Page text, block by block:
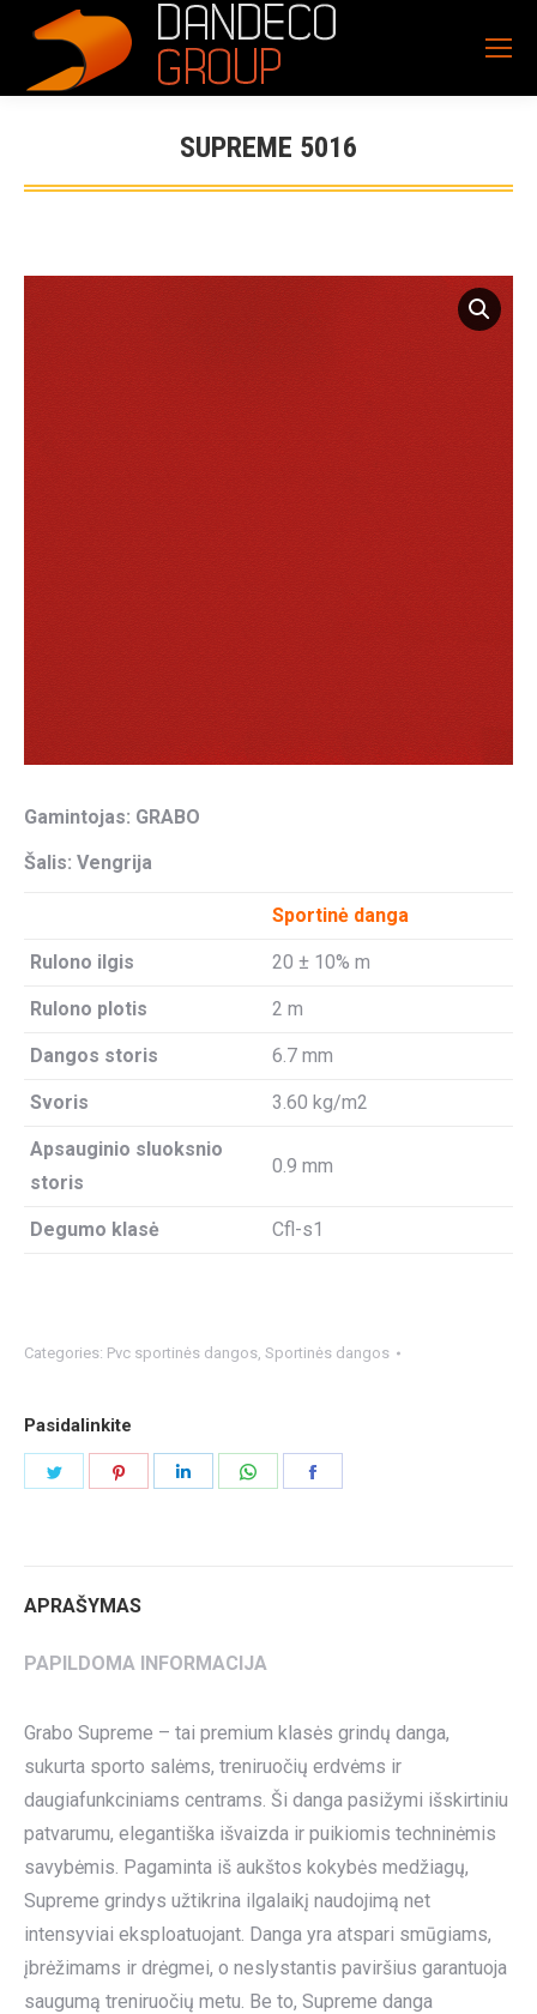
SUPREME 5016
Gamintojas: GRABO
Šalis: Vengrija
Sportinė danga
Rulono ilgis 20 ± 10% m
Rulono plotis 2 m
Dangos storis 6.7 mm
Svoris 3.60 kg/m2
Apsauginio sluoksnio
storis
0.9 mm
Degumo klasė Cfl-s1
Categories: Pvc sportinės dangos, Sportinės dangos
Pasidalinkite
APRAŠYMAS
PAPILDOMA INFORMACIJA
Grabo Supreme – tai premium klasės grindų danga,
sukurta sporto salėms, treniruočių erdvėms ir
daugiafunkciniams centrams. Ši danga pasižymi išskirtiniu
patvarumu, elegantiška išvaizda ir puikiomis techninėmis
savybėmis. Pagaminta iš aukštos kokybės medžiagų,
Supreme grindys užtikrina ilgalaikį naudojimą net
intensyviai eksploatuojant. Danga yra atspari smūgiams,
įbrėžimams ir drėgmei, o neslystantis paviršius garantuoja
saugumą treniruočių metu. Be to, Supreme danga